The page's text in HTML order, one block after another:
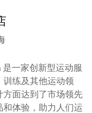
一家创新型运动服
练及其他运动领
面达到了市场领先
体验，助力人们运